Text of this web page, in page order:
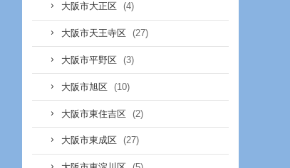
大阪市大正区 (4)
大阪市天王寺区 (27)
大阪市平野区 (3)
大阪市旭区 (10)
大阪市東住吉区 (2)
大阪市東成区 (27)